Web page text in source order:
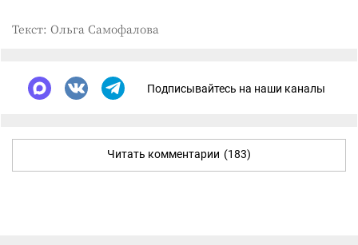
Текст: Ольга Самофалова
Подписывайтесь на наши каналы
Читать комментарии (183)